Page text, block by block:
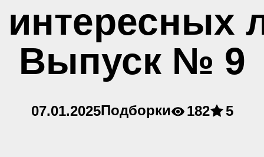
Выпуск № 9
07.01.2025Подборки 182 5